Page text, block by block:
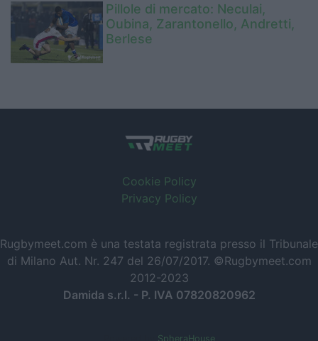
Pillole di mercato: Neculai,
Oubina, Zarantonello, Andretti,
Berlese
Cookie Policy
Privacy Policy
Rugbymeet.com è una testata registrata presso il Tribunale
di Milano Aut. Nr. 247 del 26/07/2017. ©Rugbymeet.com
2012-2023
Damida s.r.l. - P. IVA 07820820962
SpheraHouse